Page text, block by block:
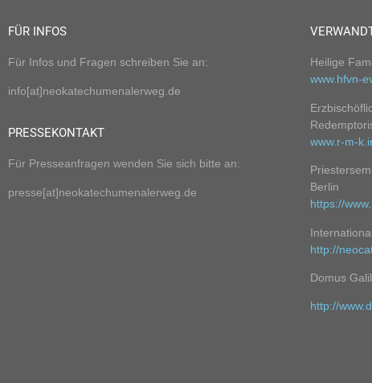
FÜR INFOS
Für Infos und Fragen schreiben Sie an:
info[at]neokatechumenalerweg.de
PRESSEKONTAKT
Für Presseanfragen wenden Sie sich bitte an:
presse[at]neokatechumenalerweg.de
Heilige
www.hfvn-
www.r-m-
Berlin
https://
http://
Domus
http://